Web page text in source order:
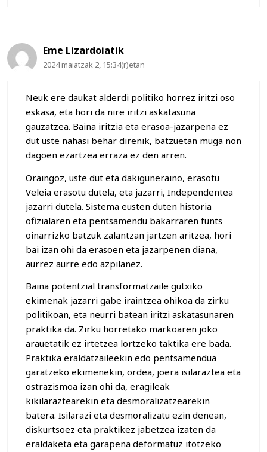
Eme Lizardoiatik
2024 maiatzak 2, 15:34(r)etan
Neuk ere daukat alderdi politiko horrez iritzi oso
eskasa, eta hori da nire iritzi askatasuna
gauzatzea. Baina iritzia eta erasoa-jazarpena ez
dut uste nahasi behar direnik, batzuetan muga non
dagoen ezartzea erraza ez den arren.
Oraingoz, uste dut eta dakiguneraino, erasotu
Veleia erasotu dutela, eta jazarri, Independentea
jazarri dutela. Sistema eusten duten historia
ofizialaren eta pentsamendu bakarraren funts
oinarrizko batzuk zalantzan jartzen aritzea, hori
bai izan ohi da erasoen eta jazarpenen diana,
aurrez aurre edo azpilanez.
Baina potentzial transformatzaile gutxiko
ekimenak jazarri gabe iraintzea ohikoa da zirku
politikoan, eta neurri batean iritzi askatasunaren
praktika da. Zirku horretako markoaren joko
arauetatik ez irtetzea lortzeko taktika ere bada.
Praktika eraldatzaileekin edo pentsamendua
garatzeko ekimenekin, ordea, joera isilaraztea eta
ostrazismoa izan ohi da, eragileak
kikilaraztearekin eta desmoralizatzearekin
batera. Isilarazi eta desmoralizatu ezin denean,
diskurtsoez eta praktikez jabetzea izaten da
eraldaketa eta garapena deformatuz itotzeko